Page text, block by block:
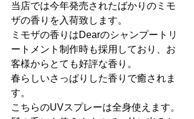
当店では今年発売されたばかりのミモ
ザの香りを入荷致します。
ミモザの香りはDearのシャンプートリ
ートメント制作時も採用しており、お
客様からとても好評な香り。
春らしいさっぱりした香りで癒されま
す。
こちらのUVスプレーは全身使えます。